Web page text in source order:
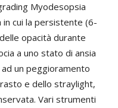
Myodesopsia
in cui la persistente (6-
opacità durante
a uno stato di ansia
un peggioramento
e dello straylight,
Vari strumenti